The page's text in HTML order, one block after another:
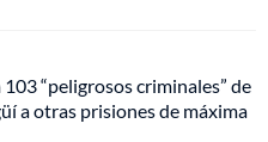
103 “peligrosos criminales” de
a otras prisiones de máxima